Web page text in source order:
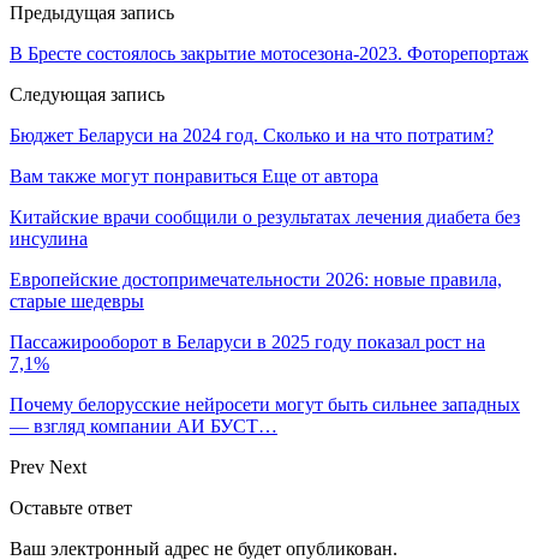
Предыдущая запись
В Бресте состоялось закрытие мотосезона-2023. Фоторепортаж
Следующая запись
Бюджет Беларуси на 2024 год. Сколько и на что потратим?
Вам также могут понравиться Еще от автора
Китайские врачи сообщили о результатах лечения диабета без
инсулина
Европейские достопримечательности 2026: новые правила,
старые шедевры
Пассажирооборот в Беларуси в 2025 году показал рост на
7,1%
Почему белорусские нейросети могут быть сильнее западных
— взгляд компании АИ БУСТ…
Prev Next
Оставьте ответ
Ваш электронный адрес не будет опубликован.